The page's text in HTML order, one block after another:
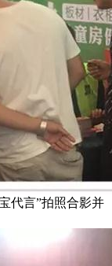
代言”拍照合影并